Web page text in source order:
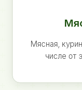
Мясная,
числе от